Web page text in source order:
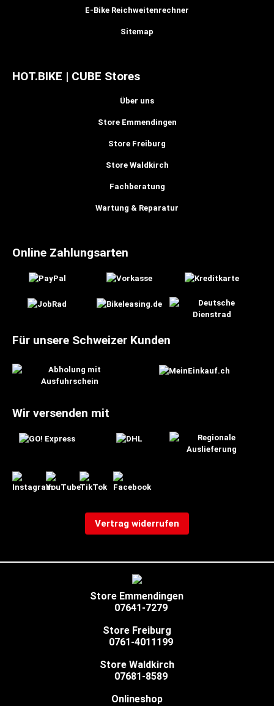
E-Bike Reichweitenrechner
Sitemap
HOT.BIKE | CUBE Stores
Über uns
Store Emmendingen
Store Freiburg
Store Waldkirch
Fachberatung
Wartung & Reparatur
Online Zahlungsarten
Für unsere Schweizer Kunden
Wir versenden mit
Vertrag widerrufen
Store Emmendingen
07641-7279
Store Freiburg
0761-4011199
Store Waldkirch
07681-8589
Onlineshop